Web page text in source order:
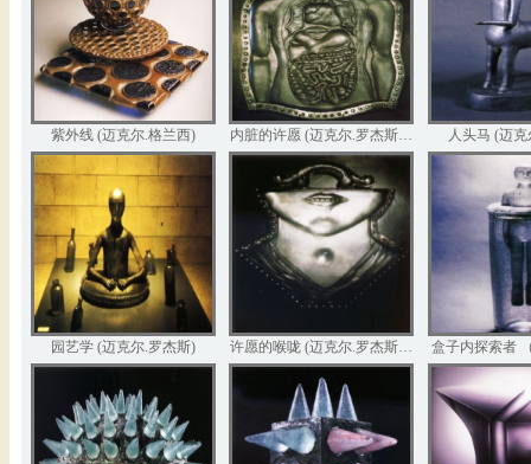
紫外线 (迈克尔.格兰西) 内脏的许愿 (迈克尔.罗杰斯… 人头马 (迈
园艺学 (迈克尔.罗杰斯) 许愿的喉咙 (迈克尔.罗杰斯… 盒子内探索者